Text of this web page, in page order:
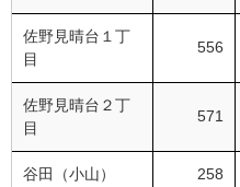
佐野見晴台１丁
目
556
佐野見晴台２丁
目
571
谷田（小山） 258